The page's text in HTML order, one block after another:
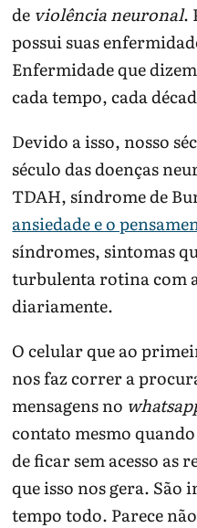
de violência neuronal.
possui suas
Enfermidade que
cada tempo, cada
Devido a isso, nosso
século das doenças
TDAH, síndrome de
ansiedade e o
síndromes, sintomas
turbulenta rotina com
diariamente.
O celular que ao
nos faz correr a
mensagens no
contato mesmo
de ficar sem acesso as
que isso nos gera. São
tempo todo. Parece